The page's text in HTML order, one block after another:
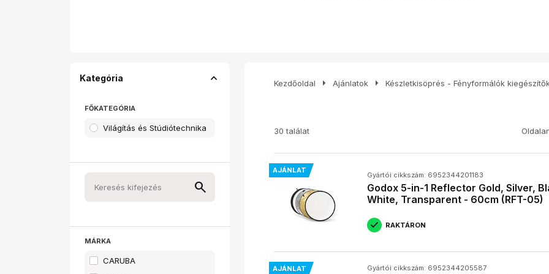
Kezdőoldal arrow_right Ajánlatok arrow_right Készletkisöprés - Fényformálók
30 találat
AJÁNLAT
Gyártói cikkszám: 6952344201183
Godox 5-in-1 Reflector Gold, Silver,
White, Transparent - 60cm (RFT-05)
RAKTÁRON
AJÁNLAT Gyártói cikkszám: 6952344205587
Kategória expand_less
FŐKATEGÓRIA
Világítás és Stúdiótechnika
MÁRKA
CARUBA